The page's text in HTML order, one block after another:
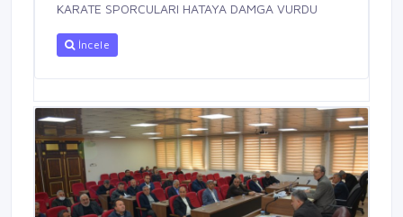
KARATE SPORCULARI HATAYA DAMGA VURDU
İncele